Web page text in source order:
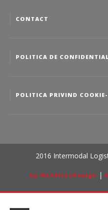
CONTACT
POLITICA DE
POLITICA PRIVIND
2016 Intermodal
by WebSitesDesign |